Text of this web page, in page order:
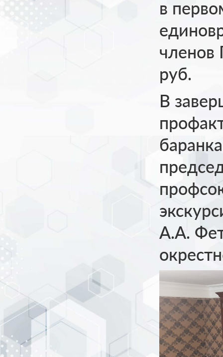
в
членов
руб.
В
А.А.